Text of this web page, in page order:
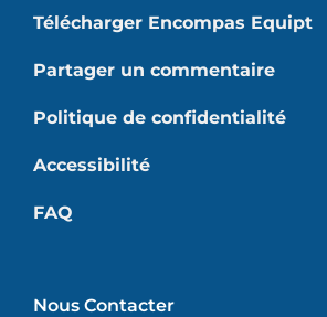
Télécharger Encompas Equipt
Partager un commentaire
Politique de confidentialité
Accessibilité
FAQ
Nous Contacter